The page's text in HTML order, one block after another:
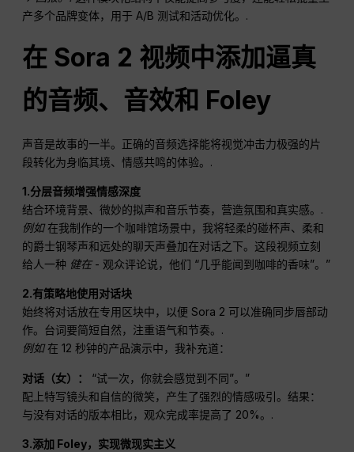
产多个品牌变体，用于 A/B 测试和活动优化。.
在 Sora 2 视频中添加逼真
的音频、音效和 Foley
声音是故事的一半。正确的音频选择能将视觉冲击力极强的片
段转化为身临其境、情感共鸣的体验。.
1.分层音频增强情感深度
结合环境背景、微妙的拟声和音乐节奏，营造氛围和真实感。.
例如在我制作的一个咖啡馆场景中，我将轻柔的碰杯声、柔和
的爵士钢琴声和远处的聊天声叠加在对话之下。这段视频立刻
给人一种 健在- 观众评论说，他们 “几乎能闻到咖啡的香味”。”
2.有策略地使用对话块
始终将对话放在专用区块中，以便 Sora 2 可以准确同步唇部动
作。台词要简短自然，注重语气和节奏。.
例如在 12 秒钟的产品演示中，我补充道：
对话（女）：
“试一次，你就会感觉到不同”。”
配上特写镜头和自信的微笑，产生了强烈的情感吸引。结果：
与没有对话的版本相比，观众完成率提高了 20%。.
3.添加 Foley，实现微现实主义